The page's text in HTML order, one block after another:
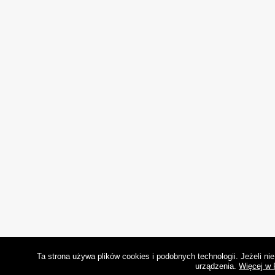
Ta strona używa plików cookies i podobnych technologii. Jeżeli
urządzenia. Więcej w